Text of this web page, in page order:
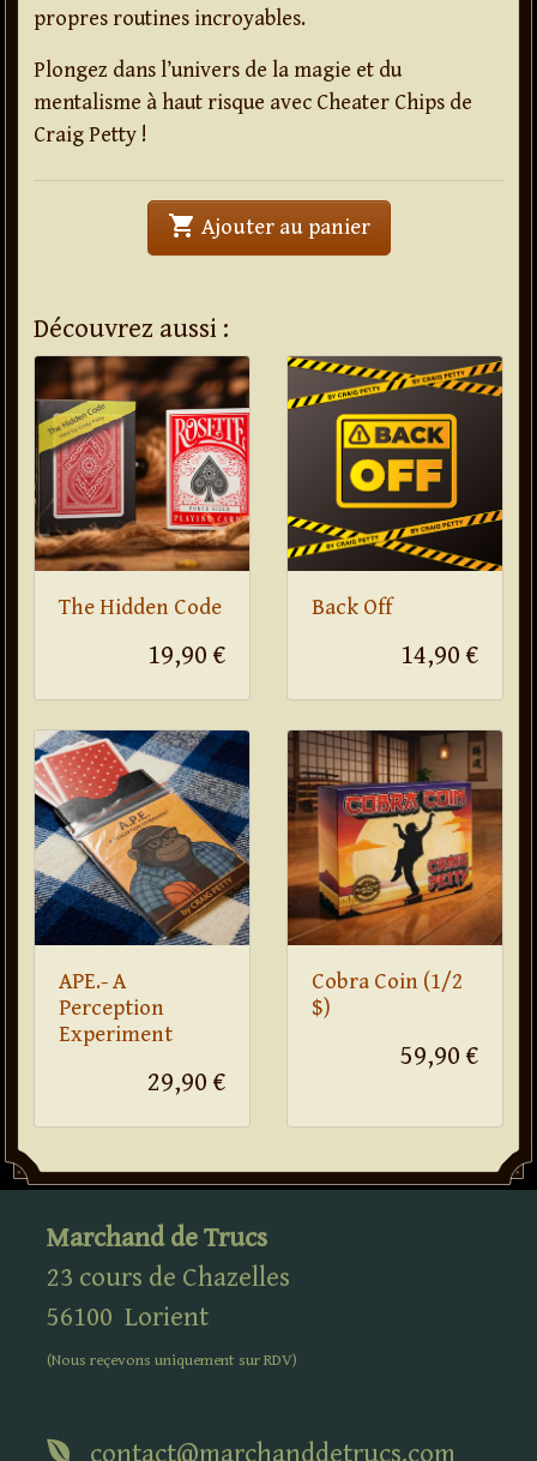
propres routines incroyables.
Plongez dans l’univers de la magie et du
mentalisme à haut risque avec Cheater Chips de
Craig Petty !
shopping_cart Ajouter au panier' . Cheater Chips
Découvrez aussi :
The Hidden Code
19,90 €
Back Off
14,90 €
APE.- A
Perception
Experiment
29,90 €
Cobra Coin (1/2
$)
59,90 €
Marchand de Trucs
23 cours de Chazelles
56100 Lorient
(Nous reçevons uniquement surRDV)
contact@marchanddetrucs.com